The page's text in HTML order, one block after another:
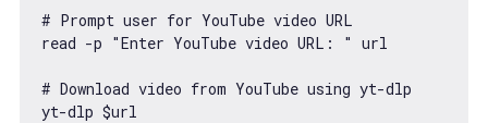
# Prompt user for YouTube video URL
read -p "Enter YouTube video URL: " url
# Download video from YouTube using yt-dlp
yt-dlp $url